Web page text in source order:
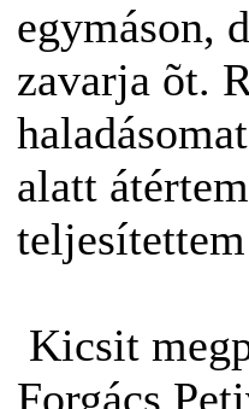
egymáson,
zavarja õt.
alatt
Kicsit
Forgács